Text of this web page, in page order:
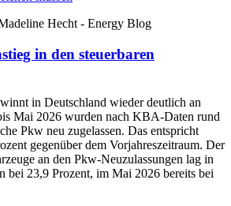
Hecht- Energy Blog
in den steuerbaren
in Deutschland wieder deutlich an
Mai 2026 wurden nach KBA-Daten rund
Pkw neu zugelassen. Das entspricht
gegenüber dem Vorjahreszeitraum. Der
an den Pkw-Neuzulassungen lag in
bei 23,9 Prozent, im Mai 2026 bereits bei